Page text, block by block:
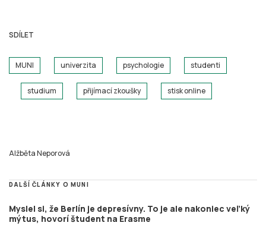
SDÍLET
MUNI univerzita psychologie studenti
studium přijímací zkoušky stisk online
Alžběta Neporová
DALŠÍ ČLÁNKY O MUNI
Myslel si, že Berlín je depresívny. To je ale nakoniec veľký
mýtus, hovorí študent na Erasme